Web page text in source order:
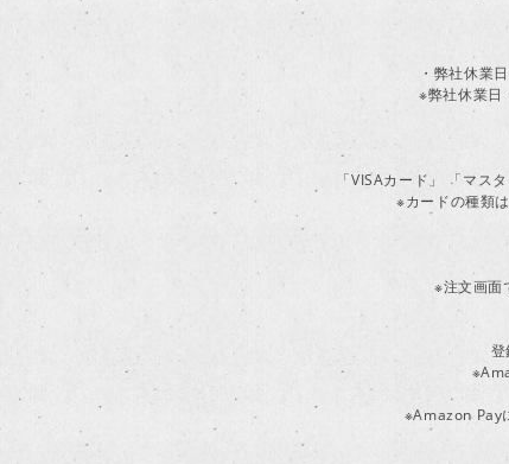
・弊社休業
※弊社休業日
「VISAカード」 「マス
※カードの種類
※注文画面
※Amazon Pay